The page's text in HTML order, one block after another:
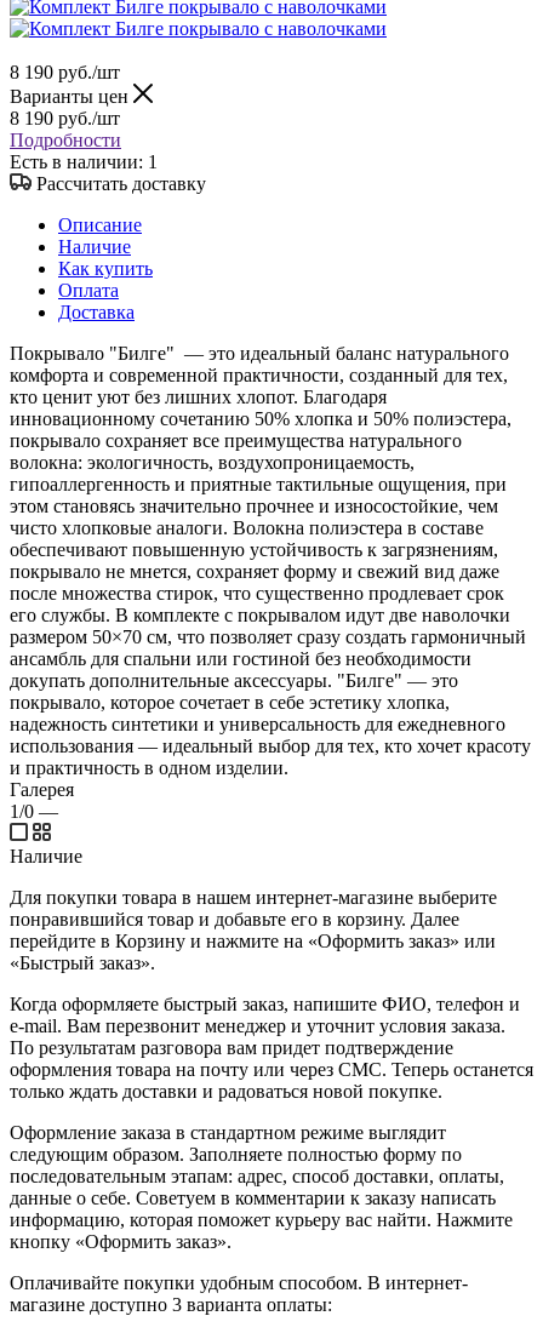
8 190 руб./шт
Варианты цен
8 190 руб./шт
Подробности
Есть в наличии: 1
Рассчитать доставку
Описание
Наличие
Как купить
Оплата
Доставка
Покрывало "Билге" — это идеальный баланс натурального
комфорта и современной практичности, созданный для тех,
кто ценит уют без лишних хлопот. Благодаря
инновационному сочетанию 50% хлопка и 50% полиэстера,
покрывало сохраняет все преимущества натурального
волокна: экологичность, воздухопроницаемость,
гипоаллергенность и приятные тактильные ощущения, при
этом становясь значительно прочнее и износостойкие, чем
чисто хлопковые аналоги. Волокна полиэстера в составе
обеспечивают повышенную устойчивость к загрязнениям,
покрывало не мнется, сохраняет форму и свежий вид даже
после множества стирок, что существенно продлевает срок
его службы. В комплекте с покрывалом идут две наволочки
размером 50×70 см, что позволяет сразу создать гармоничный
ансамбль для спальни или гостиной без необходимости
докупать дополнительные аксессуары. "Билге" — это
покрывало, которое сочетает в себе эстетику хлопка,
надежность синтетики и универсальность для ежедневного
использования — идеальный выбор для тех, кто хочет красоту
и практичность в одном изделии.
Галерея
1/0 —
Наличие
Для покупки товара в нашем интернет-магазине выберите
понравившийся товар и добавьте его в корзину. Далее
перейдите в Корзину и нажмите на «Оформить заказ» или
«Быстрый заказ».
Когда оформляете быстрый заказ, напишите ФИО, телефон и
e-mail. Вам перезвонит менеджер и уточнит условия заказа.
По результатам разговора вам придет подтверждение
оформления товара на почту или через СМС. Теперь останется
только ждать доставки и радоваться новой покупке.
Оформление заказа в стандартном режиме выглядит
следующим образом. Заполняете полностью форму по
последовательным этапам: адрес, способ доставки, оплаты,
данные о себе. Советуем в комментарии к заказу написать
информацию, которая поможет курьеру вас найти. Нажмите
кнопку «Оформить заказ».
Оплачивайте покупки удобным способом. В интернет-
магазине доступно 3 варианта оплаты: